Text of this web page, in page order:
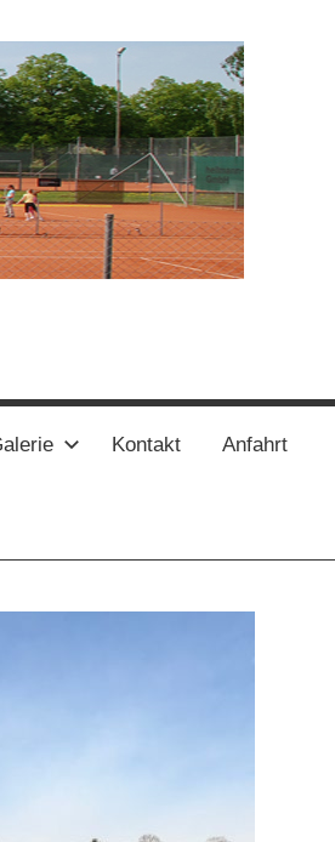
Kontakt Anfahrt